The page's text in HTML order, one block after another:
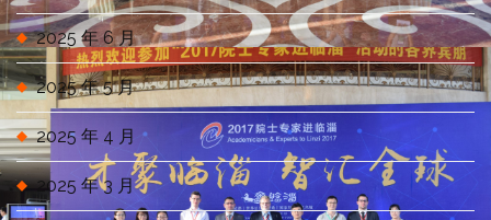
2025 年 6 月
2025 年 5 月
2025 年 4 月
2025 年 3 月